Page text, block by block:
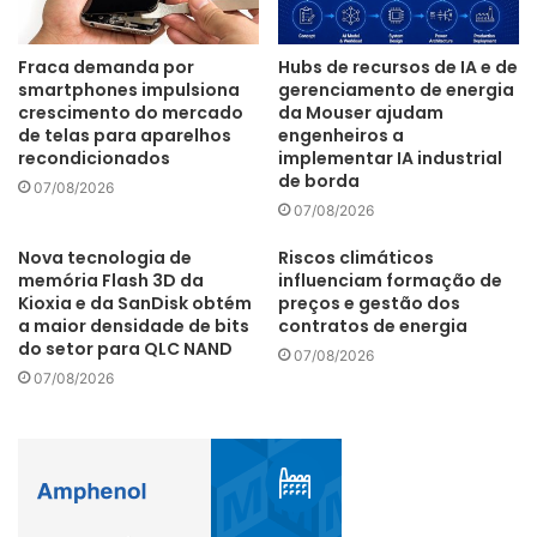
Hoje, o visitante da Expolux tem informações concentradas
no blog oficial e no site, onde já é possível, inclusive,
prospectar negócios com marcas nacionais e
internacionais. Com o programa matchmaking, expositores
e visitantes são conectados de acordo com os interesses,
produtos e serviços em comum. “Seja no formato
tradicional ou virtual, nosso time está empenhado em
trazer as melhores soluções para os setores técnico,
decorativo e varejista”, finaliza Romão.
youtube
Fraca demanda por
smartphones impulsiona
crescimento do mercado
de telas para aparelhos
recondicionados
07/08/2026
Hubs de recursos de IA e de
gerenciamento de energia
da Mouser ajudam
engenheiros a
implementar IA industrial
de borda
07/08/2026
Nova tecnologia de
memória Flash 3D da
Kioxia e da SanDisk obtém
a maior densidade de bits
do setor para QLC NAND
07/08/2026
Riscos climáticos
influenciam formação de
preços e gestão dos
contratos de energia
07/08/2026